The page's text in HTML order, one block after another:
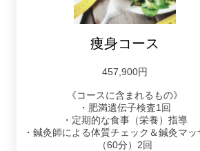
痩身コース
457,900円
《コースに含まれるもの》
・肥満遺伝子検査1回
・定期的な食事（栄養）指導
・鍼灸師による体質チェック＆鍼灸マッ
（60分）2回